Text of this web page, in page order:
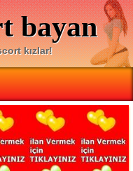
bayan
kızlar!